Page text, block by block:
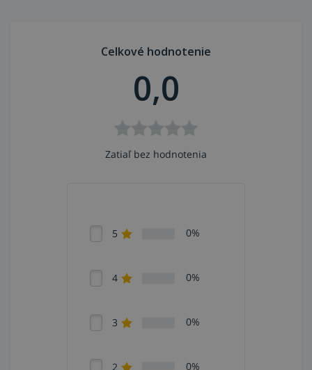
Celkové hodnotenie
0,0
Zatiaľ bez hodnotenia
5 0%
4 0%
3 0%
2 0%